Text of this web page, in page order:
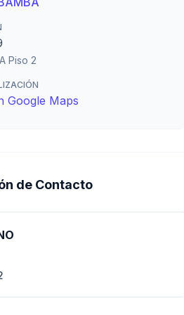
Piso 2
Google Maps
de Contacto